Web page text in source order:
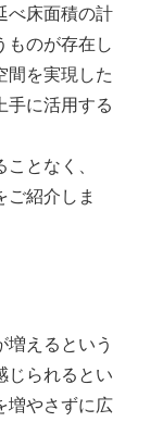
べ床面積の計
ものが存在し
間を実現した
手に活用する
となく、
紹介しま
えるという
じられるとい
増やさずに広